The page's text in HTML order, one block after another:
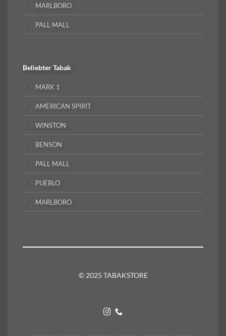
MARLBORO
PALL MALL
BeliebterTabak
MARK 1
AMERICAN SPIRIT
WINSTON
BENSON
PALL MALL
PUEBLO
MARLBORO
© 2025 TABAKSTORE